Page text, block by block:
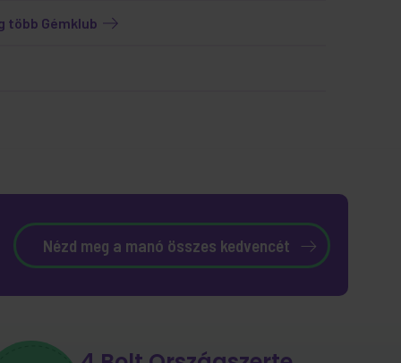
több Gémklub
Nézd meg a manó összes kedvencét